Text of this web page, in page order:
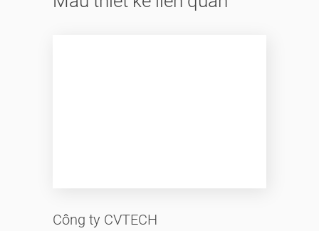
Công ty CVTECH